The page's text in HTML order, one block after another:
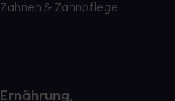
Zahnen & Zahnpflege
Ernährung,